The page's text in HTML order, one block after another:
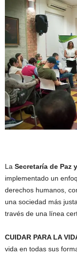
La Secretaría de Paz
implementado un
derechos humanos,
una sociedad más
través de una línea
CUIDAR PARA LA
vida en todas sus